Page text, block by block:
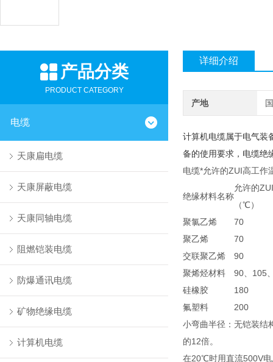
产品分类
PRODUCT CATEGORY
电缆
天康扁电缆
天康屏蔽电缆
天康同轴电缆
阻燃铠装电缆
防爆通讯电缆
矿物绝缘电缆
计算机电缆
详细介绍
产地
计算机电缆属于电气装
备的使用要求，电缆绝
电缆*允许的ZUI高工作
绝缘材料名称
允许的
（℃）
聚氯乙烯
70
聚乙烯
70
交联聚乙烯
90
聚烯烃材料
90、105
硅橡胶
180
氟塑料
200
小弯曲半径：无铠装结
的12倍。
在20℃时用直流500V